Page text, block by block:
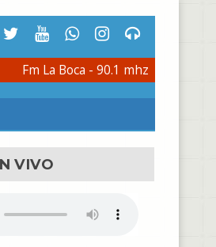
Fm La Boca - 90.1 mhz
VIVO